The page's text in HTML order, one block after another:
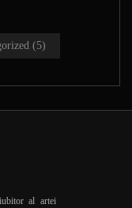
(5)
al artei